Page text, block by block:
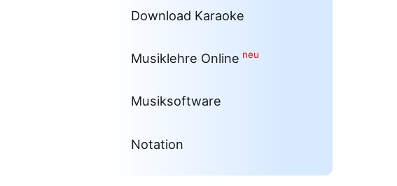
Download Karaoke
Musiklehre Online neu
Musiksoftware
Notation